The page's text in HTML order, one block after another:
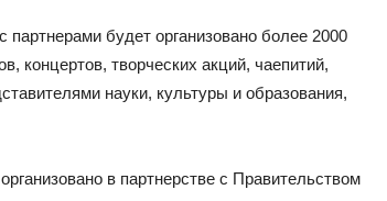
партнерами будет организовано более 2000
концертов, творческих акций, чаепитий,
науки, культуры и образования,
в партнерстве с Правительством